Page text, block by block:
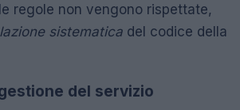
regole non vengono rispettate,
sistematica del codice della
del servizio